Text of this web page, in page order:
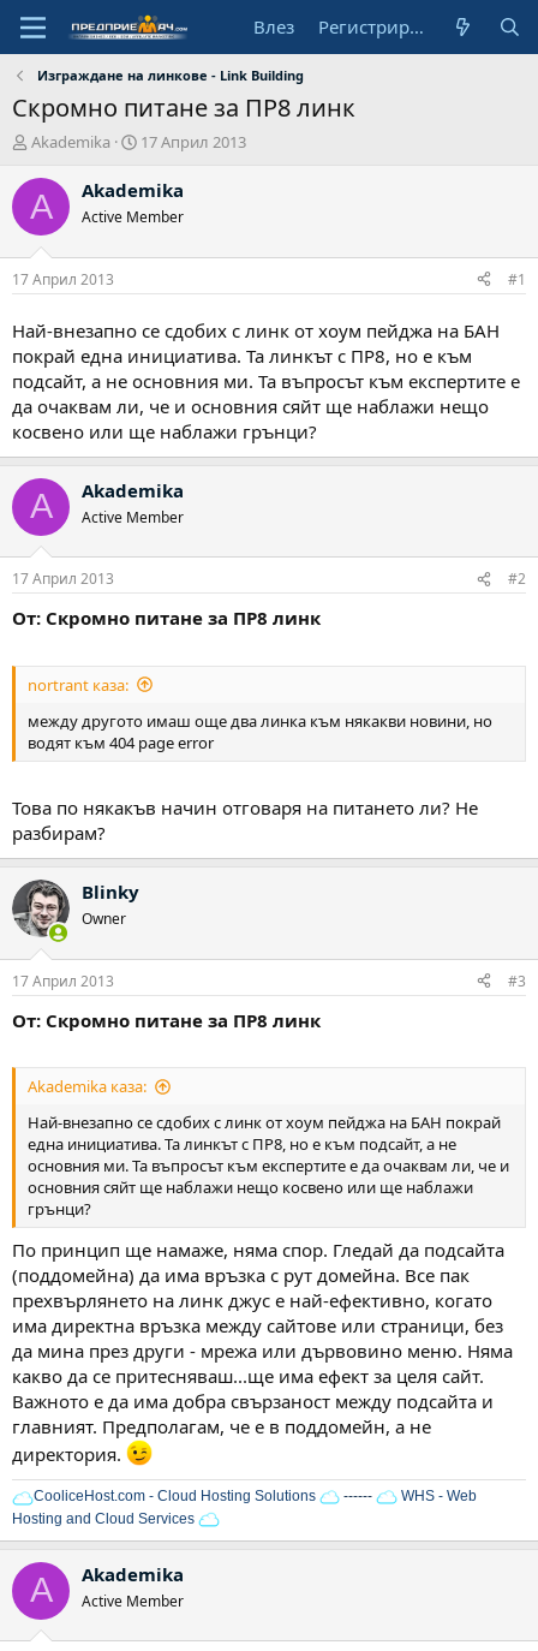
Влез Регистрирай се
Изграждане на линкове - Link Building
Скромно питане за ПР8 линк
А
т
о
Akademika
Н
ч
л
д
т
а
17 Април 2013
A Akademika
Active Member
17 Април 2013 #1
Най-внезапно се сдобих с линк от хоум пейджа на БАН
покрай една инициатива. Та линкът с ПР8, но е към
подсайт, а не основния ми. Та въпросът към експертите е
да очаквам ли, че и основния сяйт ще наблажи нещо
косвено или ще наблажи грънци?
A Akademika
Active Member
17 Април 2013 #2
От: Скромно питане за ПР8 линк
nortrant каза:
между другото имаш още два линка към някакви новини, но
водят към 404 page error
Това по някакъв начин отговаря на питането ли? Не
разбирам?
Blinky
Owner
17 Април 2013 #3
От: Скромно питане за ПР8 линк
Akademika каза:
Най-внезапно се сдобих с линк от хоум пейджа на БАН покрай
една инициатива. Та линкът с ПР8, но е към подсайт, а не
основния ми. Та въпросът към експертите е да очаквам ли, че и
основния сяйт ще наблажи нещо косвено или ще наблажи
грънци?
По принцип ще намаже, няма спор. Гледай да подсайта
(поддомейна) да има връзка с рут домейна. Все пак
прехвърлянето на линк джус е най-ефективно, когато
има директна връзка между сайтове или страници, без
да мина през други - мрежа или дървовино меню. Няма
какво да се притесняваш...ще има ефект за целя сайт.
Важното е да има добра свързаност между подсайта и
главният. Предполагам, че е в поддомейн, а не
директория.
CooliceHost.com - Cloud Hosting Solutions ------
WHS - Web
Hosting and Cloud Services
A Akademika
Active Member